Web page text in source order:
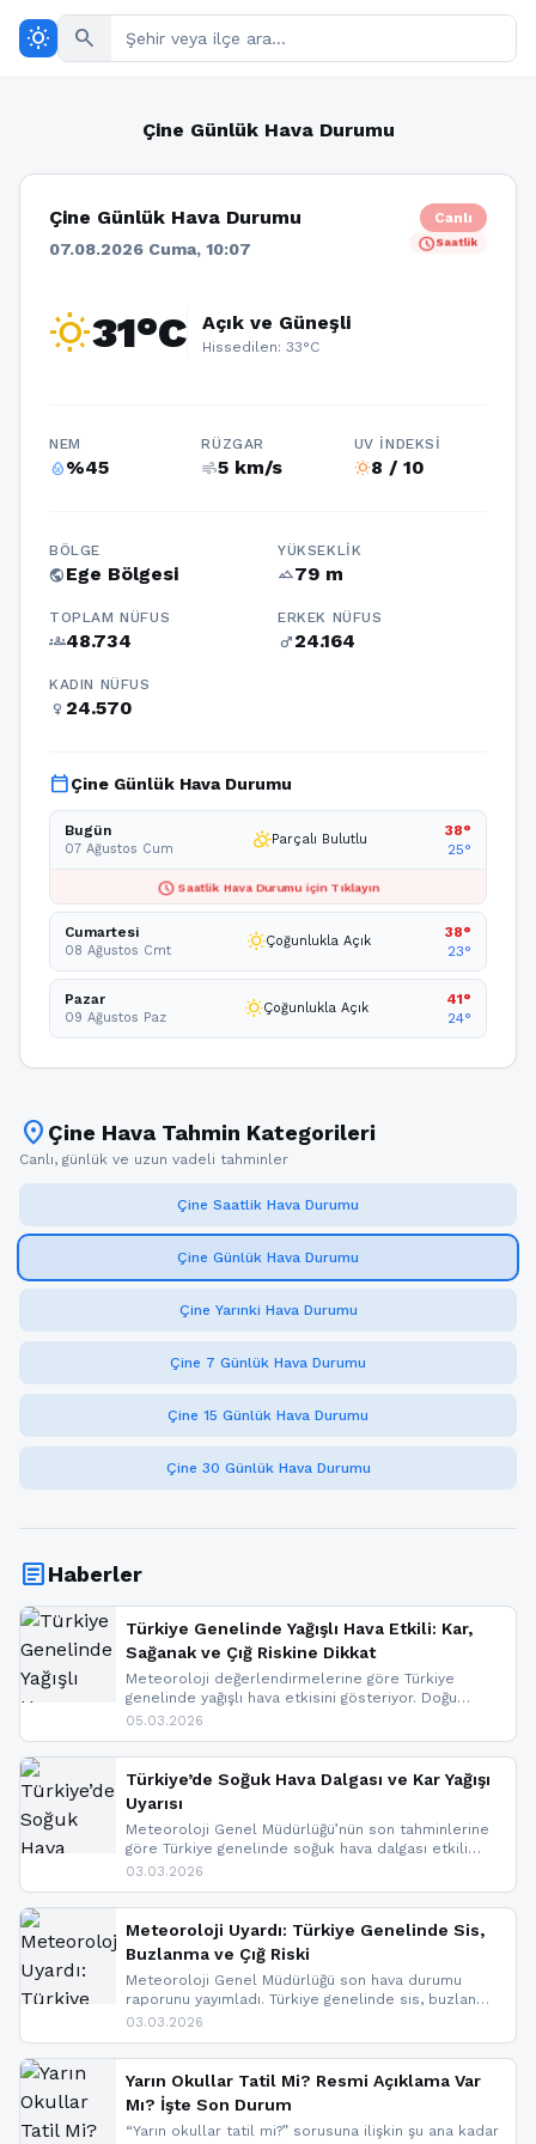
wb_sunny search
Çine Günlük Hava Durumu
Çine Günlük Hava Durumu
07.08.2026 Cuma, 10:07
Canlı
scheduleSaatlik
wb_sunny31°C Açık ve Güneşli
Hissedilen: 33°C
NEM
humidity_percentage%45
RÜZGAR
air5 km/s
UV İNDEKSI
wb_sunny8 / 10
BÖLGE
publicEge Bölgesi
YÜKSEKLIK
terrain79 m
TOPLAM NÜFUS
groups48.734
ERKEK NÜFUS
male24.164
KADIN NÜFUS
female 24.570
calendar_todayÇine Günlük Hava Durumu
Bugün
07 Ağustos Cum partly_cloudy_dayParçalı Bulutlu
38°
25°
schedule Saatlik Hava Durumu için Tıklayın
Cumartesi
08 Ağustos Cmt wb_sunnyÇoğunlukla Açık
38°
23°
Pazar
09 Ağustos Paz wb_sunnyÇoğunlukla Açık
41°
24°
location_on Çine Hava Tahmin Kategorileri
Canlı, günlük ve uzun vadeli tahminler
Çine Saatlik Hava Durumu
Çine Günlük Hava Durumu
Çine Yarınki Hava Durumu
Çine 7 Günlük Hava Durumu
Çine 15 Günlük Hava Durumu
Çine 30 Günlük Hava Durumu
articleHaberler
Türkiye Genelinde Yağışlı Hava Etkili: Kar,
Sağanak ve Çığ Riskine Dikkat
Meteoroloji değerlendirmelerine göre Türkiye
genelinde yağışlı hava etkisini gösteriyor. Doğu
bölgelerinde kar yağışı beklenirken Marmara ve
ise çığ tehlikesi bulunuyor. İç kesimlerde sis ve pus
nedeniyle görüş mesafesinde azalma
yaşanabileceği belirtiliyor.
05.03.2026
Türkiye’de Soğuk Hava Dalgası ve Kar Yağışı
Uyarısı
Meteoroloji Genel Müdürlüğü’nün son tahminlerine
göre Türkiye genelinde soğuk hava dalgası etkili
oluyor. Birçok il için kar yağışı ve buzlanma uyarısı
03.03.2026
Meteoroloji Uyardı: Türkiye Genelinde Sis,
Buzlanma ve Çığ Riski
Meteoroloji Genel Müdürlüğü son hava durumu
raporunu yayımladı. Türkiye genelinde sis, buzlanma
ve don beklenirken Doğu Anadolu ve Doğu
yapıldı. İşte son dakika meteoroloji gelişmeleri.
03.03.2026
Yarın Okullar Tatil Mi? Resmi Açıklama Var
Mı? İşte Son Durum
“Yarın okullar tatil mi?” sorusuna ilişkin şu ana kadar